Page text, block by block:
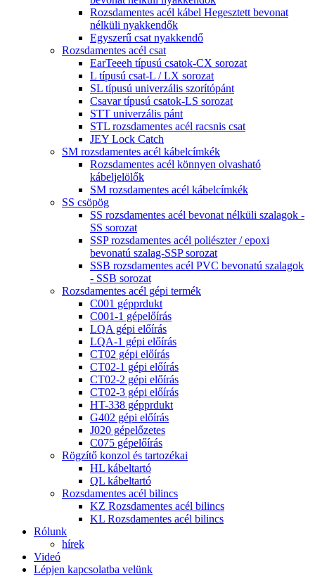
Rozsdamentes acél kábel Hegesztett bevonat
nélküli nyakkendők
Egyszerű csat nyakkendő
Rozsdamentes acél csat
EarTeeeh típusú csatok-CX sorozat
L típusú csat-L / LX sorozat
SL típusú univerzális szorítópánt
Csavar típusú csatok-LS sorozat
STT univerzális pánt
STL rozsdamentes acél racsnis csat
JEY Lock Catch
SM rozsdamentes acél kábelcímkék
Rozsdamentes acél könnyen olvasható
kábeljelölők
SM rozsdamentes acél kábelcímkék
SS csöpög
SS rozsdamentes acél bevonat nélküli szalagok -
SS sorozat
SSP rozsdamentes acél poliészter / epoxi
bevonatú szalag-SSP sorozat
SSB rozsdamentes acél PVC bevonatú szalagok
- SSB sorozat
Rozsdamentes acél gépi termék
C001 gépprdukt
C001-1 gépelőírás
LQA gépi előírás
LQA-1 gépi előírás
CT02 gépi előírás
CT02-1 gépi előírás
CT02-2 gépi előírás
CT02-3 gépi előírás
HT-338 gépprdukt
G402 gépi előírás
J020 gépelőzetes
C075 gépelőírás
Rögzítő konzol és tartozékai
HL kábeltartó
QL kábeltartó
Rozsdamentes acél bilincs
KZ Rozsdamentes acél bilincs
KL Rozsdamentes acél bilincs
Rólunk
hírek
Videó
Lépjen kapcsolatba velünk